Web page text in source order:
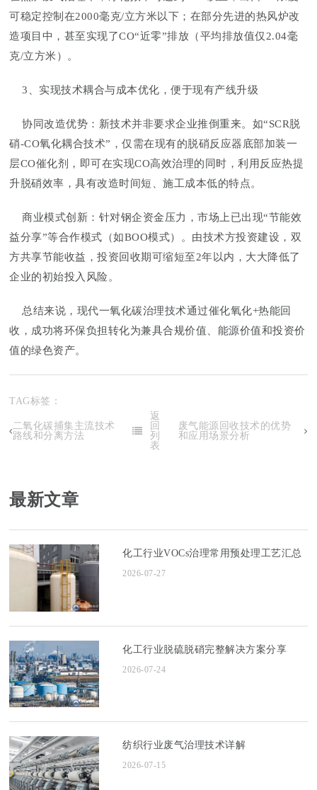
可稳定控制在2000毫克/立方米以下；在部分先进的热风炉改
造项目中，甚至实现了CO“近零”排放（平均排放值仅2.04毫
克/立方米）。
3、实现技术耦合与成本优化，便于现有产线升级
协同改造优势：新技术并非要求企业推倒重来。如“SCR脱
硝-CO氧化耦合技术”，仅需在现有的脱硝反应器底部加装一
层CO催化剂，即可在实现CO高效治理的同时，利用反应热提
升脱硝效率，具有改造时间短、施工成本低的特点。
商业模式创新：针对钢企资金压力，市场上已出现“节能效
益分享”等合作模式（如BOO模式）。由技术方投资建设，双
方共享节能收益，投资回收期可缩短至2年以内，大大降低了
企业的初始投入风险。
总结来说，现代一氧化碳治理技术通过催化氧化+热能回
收，成功将环保负担转化为兼具合规价值、能源价值和投资价
值的绿色资产。
TAG标签：
二氧化碳捕集主流技术
路线和分离方法
返
回
列
表
废气能源回收技术的优势
和应用场景分析
最新文章
化工行业VOCs治理常用预处理工艺汇总
2026-07-27
化工行业脱硫脱硝完整解决方案分享
2026-07-24
纺织行业废气治理技术详解
2026-07-15